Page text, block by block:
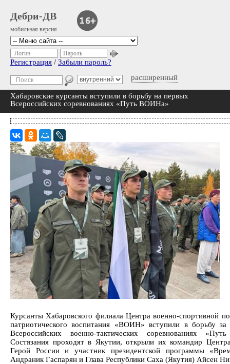
Дебри-ДВ
мобильная версия
расширенный
Логин Пароль
Регистрация / Забыли пароль?
Хабаровские курсанты вступили в борьбу на первых
Всероссийских соревнованиях «Путь ВОИНа»
Курсанты Хабаровского филиала Центра военно-спортивной
патриотического воспитания «ВОИН» вступили в борьбу
Всероссийских военно-тактических соревнованиях
Состязания проходят в Якутии, открыли их командир
Герой России и участник президентской программы
Андраник Гаспарян и Глава Республики Саха (Якутия) Айсен